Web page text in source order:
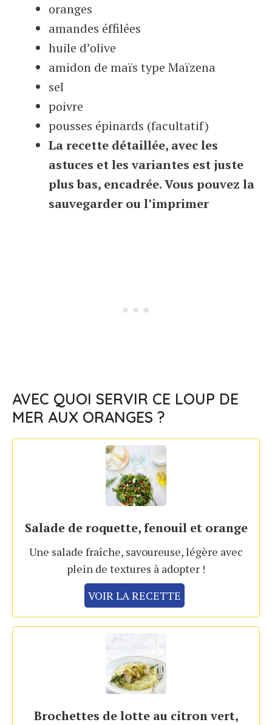
oranges
amandes éffilées
huile d’olive
amidon de maïs type Maïzena
sel
poivre
pousses épinards (facultatif)
La recette détaillée, avec les
astuces et les variantes est juste
plus bas, encadrée. Vous pouvez la
sauvegarder ou l’imprimer
AVEC QUOI SERVIR CE LOUP DE
MER AUX ORANGES ?
Salade de roquette, fenouil et orange
Une salade fraîche, savoureuse, légère avec
plein de textures à adopter !
VOIR LA RECETTE
Brochettes de lotte au citron vert,